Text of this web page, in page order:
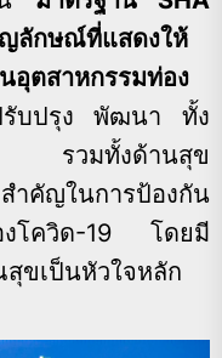
ญลักษณ์ที่แสดงให้
อุตสาหกรรมท่อง
รับปรุง พัฒนา ทั้ง
ร รวมทั้งด้านสุข
ำคัญในการป้องกัน
โควิด-19 โดยมี
ขเป็นหัวใจหลัก